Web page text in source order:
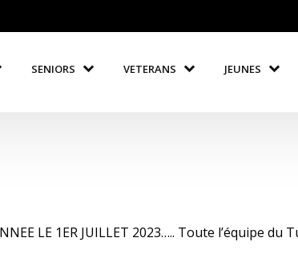
SENIORS VETERANS JEUNES
LE 1ER JUILLET 2023….. Toute l’équipe